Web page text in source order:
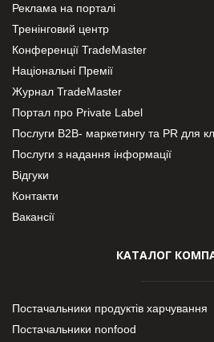
Реклама на порталі
Тренінговий центр
Конференції TradeMaster
Національні Премії
Журнал TradeMaster
Портал про Private Label
Послуги В2В- маркетингу та PR для
Послуги з надання інформації
Відгуки
Контакти
Вакансії
КАТАЛОГ
Постачальники продуктів харчування
Постачальники nonfood